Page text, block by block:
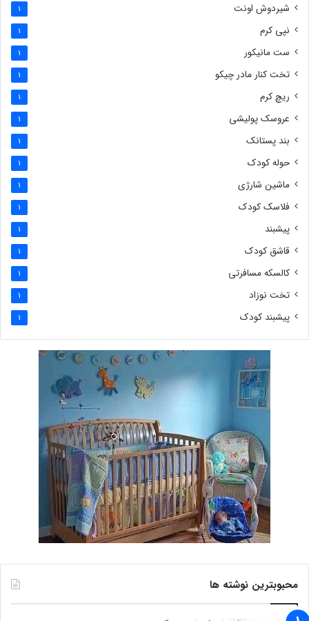
شیردوش اونت 1
نپی کرم 1
ست مانیکور 1
تخت کنار مادر چیکو 1
ریچ کرم 1
عروسک پولیشی 1
بند پستانک 1
حوله کودک 1
ماشین شارژی 1
فلاسک کودک 1
پیشبند 1
قاشق کودک 1
کالسکه مسافرتی 1
تخت نوزاد 1
پیشبند کودک 1
محبوبترین نوشته ها